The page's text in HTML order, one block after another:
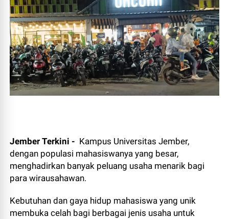
Jember Terkini - Kampus Universitas Jember,
dengan populasi mahasiswanya yang besar,
menghadirkan banyak peluang usaha menarik bagi
para wirausahawan.
Kebutuhan dan gaya hidup mahasiswa yang unik
membuka celah bagi berbagai jenis usaha untuk